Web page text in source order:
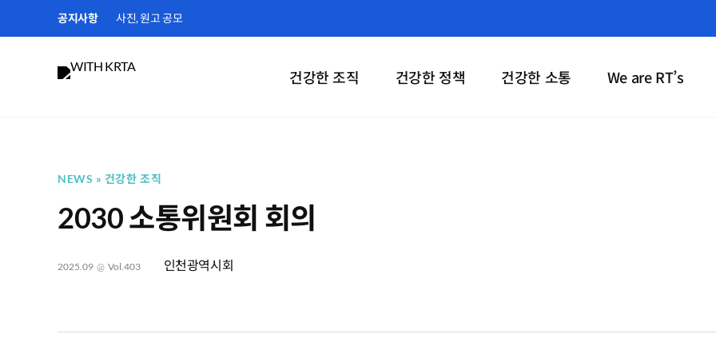
공지사항 사진, 원고 공모
건강한 조직 건강한 정책 건강한 소통 We are RT’s
건강한 조직
NEWS
2030 소통위원회 회의
2025.09 @ Vol.403 인천광역시회